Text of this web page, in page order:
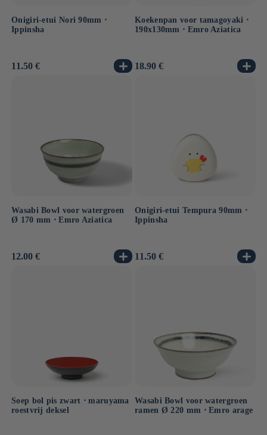
Onigiri-etui Nori 90mm ⋅
Ippinsha
Normale
11.50 €
Koekenpan voor tamagoyaki ⋅
190x130mm ⋅ Emro Aziatica
Normale
18.90 €
Wasabi Bowl voor watergroen
Ø 170 mm ⋅ Emro Aziatica
Normale
12.00 €
Onigiri-etui Tempura 90mm ⋅
Ippinsha
Normale
11.50 €
Soep bol pis zwart ⋅ maruyama
roestvrij deksel
Wasabi Bowl voor watergroen
ramen Ø 220 mm ⋅ Emro arage